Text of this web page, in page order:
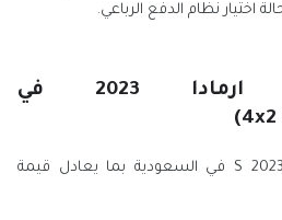
اسعار نيسان ارمادا 2023 في
يبدأ سعر نيسان ارمادا S 2023 في السعودية بما يعادل قيمة